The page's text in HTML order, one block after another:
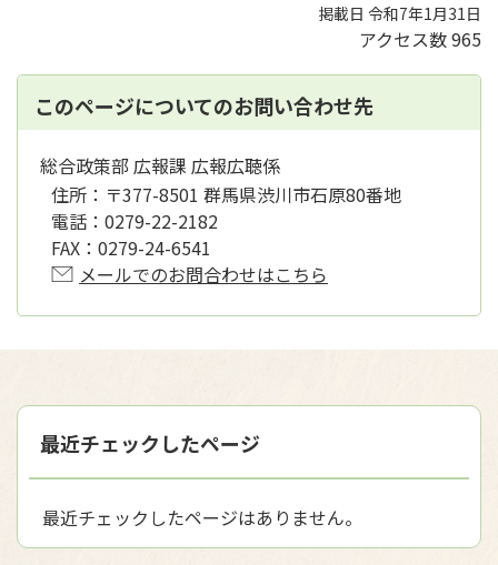
掲載日 令和7年1月31日
アクセス数965
このページについてのお問い合わせ先
総合政策部 広報課 広報広聴係
住所： 〒377-8501 群馬県渋川市石原80番地
電話： 0279-22-2182
FAX： 0279-24-6541
メールでのお問合わせはこちら
最近チェックしたページ
最近チェックしたページはありません。